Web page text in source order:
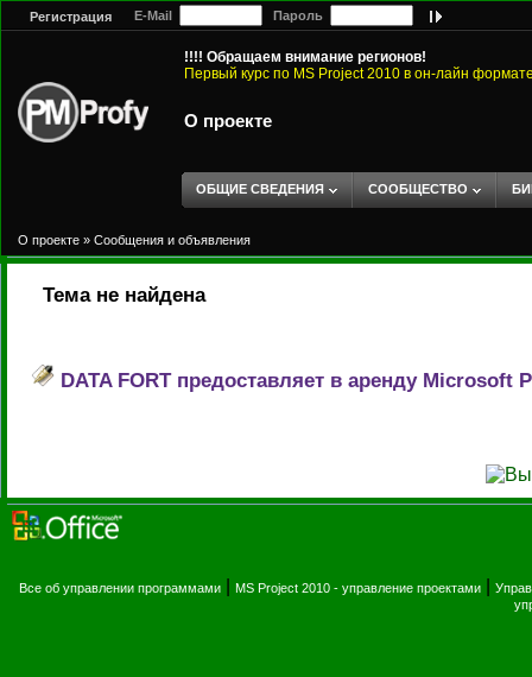
Регистрация E-Mail Пароль
!!!! Обращаем внимание регионов!
Первый курс по MS Project 2010 в он-лайн
О проекте
ОБЩИЕ СВЕДЕНИЯ СООБЩЕСТВО
О проекте » Сообщения и объявления
Тема не найдена
DATA FORT предоставляет в аренду
Все об управлении программами MS Project 2010 - управление проектами